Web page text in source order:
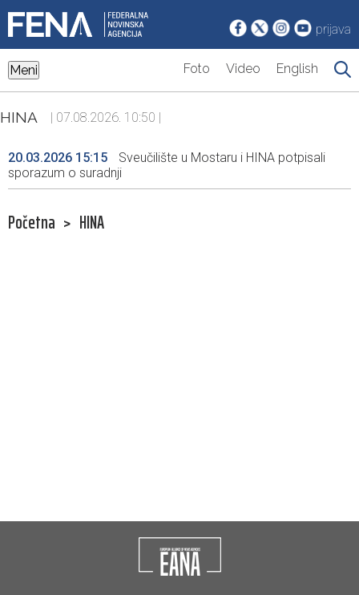
prijava
Meni Foto Video English
HINA | 07.08.2026. 10:50 |
20.03.2026 15:15
Sveučilište u Mostaru i HINA potpisali
sporazum o suradnji
Početna > HINA